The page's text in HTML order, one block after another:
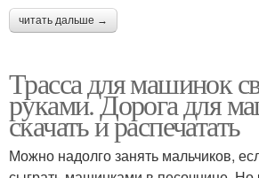
читать дальше →
Трасса для машинок
руками. Дорога для
скачать и распечатать
Можно надолго занять мальчиков,